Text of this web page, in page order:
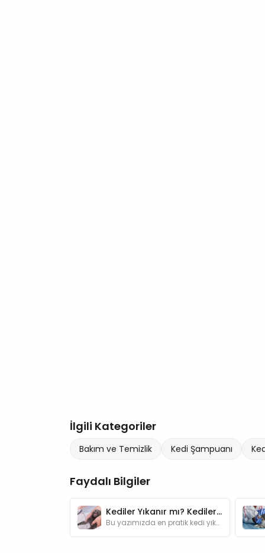
İlgili Kategoriler
Bakım ve Temizlik Kedi Şampuanı
Faydalı Bilgiler
Kediler Yıkanır mı? Kediler Nasıl Yıkanır? En Pratik Yıkama Önerileri
Bu yazımızda en pratik kedi yıkama önerileri hakkında bilgi bulabilirsiniz.